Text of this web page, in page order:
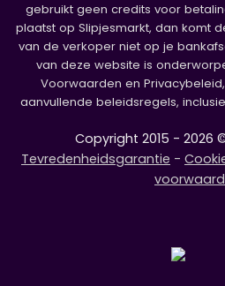
gebruikt geen credits voor
plaatst op Slipjesmarkt, dan komt
van de verkoper niet op je
van deze website is
Voorwaarden en
aanvullende beleidsregels,
Copyright 2015 - 2026
Tevredenheidsgarantie -